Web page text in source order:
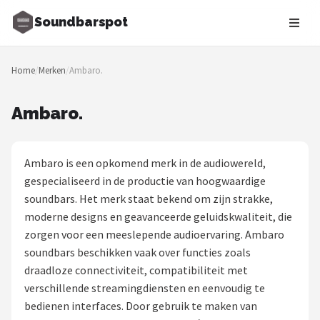
Soundbarspot
Zoeken
NAVIGATIE
Blog
Muziekstijlen
Sonos
JBL
Samsung
Home/Merken/Ambaro.
Ambaro.
Ambaro is een opkomend merk in de audiowereld,
gespecialiseerd in de productie van hoogwaardige
soundbars. Het merk staat bekend om zijn strakke,
moderne designs en geavanceerde geluidskwaliteit, die
zorgen voor een meeslepende audioervaring. Ambaro
soundbars beschikken vaak over functies zoals
draadloze connectiviteit, compatibiliteit met
verschillende streamingdiensten en eenvoudig te
bedienen interfaces. Door gebruik te maken van